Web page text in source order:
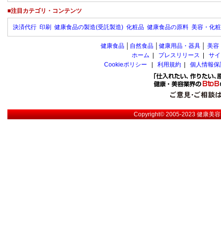
■注目カテゴリ・コンテンツ
決済代行 印刷 健康食品の製造(受託製造) 化粧品 健康食品の原料 美容・化
健康食品 自然食品 健康用品・器具 美容
ホーム
プレスリリース
サ
Cookieポリシー
利用規約 個人情報
Copyright© 2005-2023健康美